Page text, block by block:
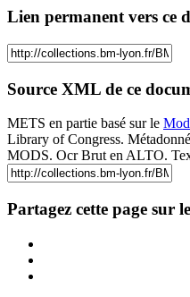
Lien permanent vers ce
Source XML de ce
METS en partie basé sur le
Library of Congress.
MODS. Ocr Brut en ALTO.
Partagez cette page sur